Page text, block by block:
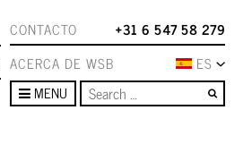
CONTACTO
+31 6 547 58 279
ACERCA DE WSB
ES
MENU